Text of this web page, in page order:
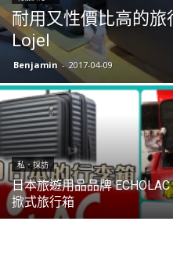
耐用又性價比高的旅
Lojel
Benjamin - 2017-04-09
私．採訪
日本旅遊用品品牌
掀式旅行箱